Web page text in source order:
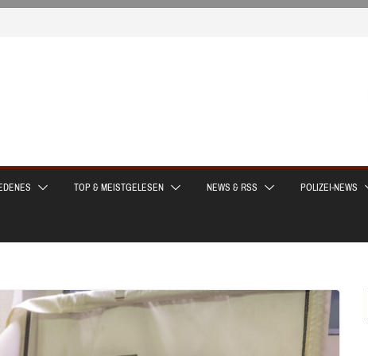
TOP & MEISTGELESEN NEWS & RSS POLIZEI-NEWS